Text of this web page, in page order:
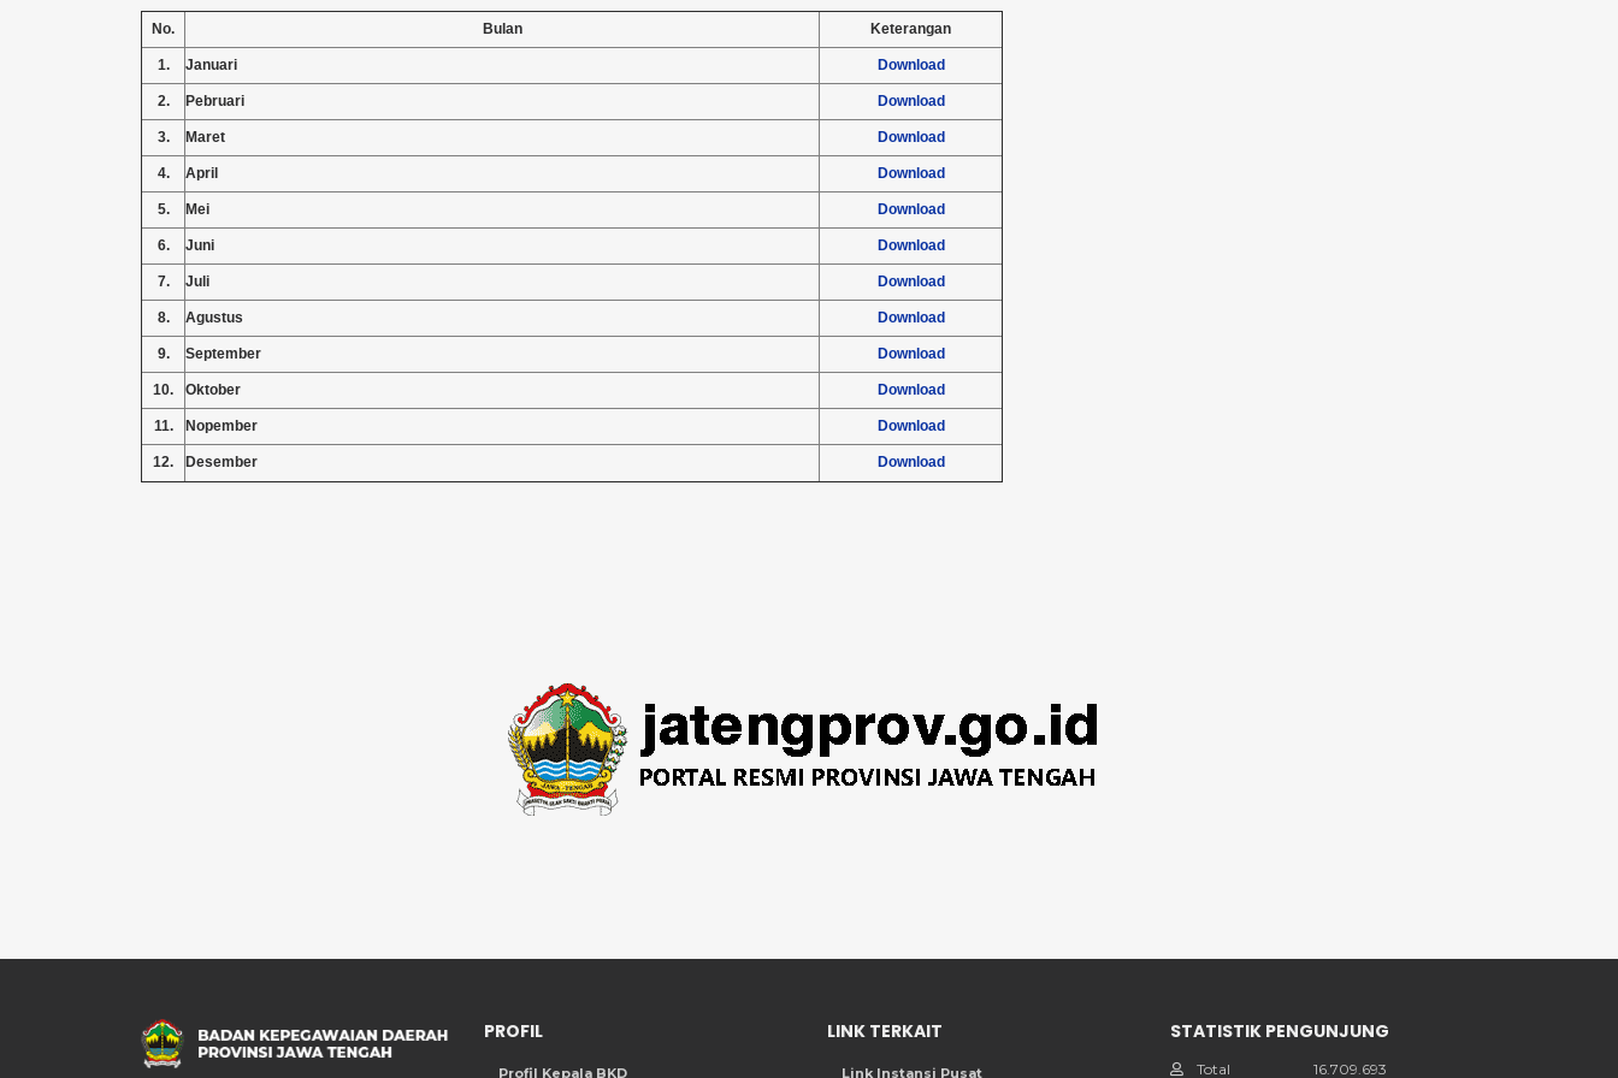
No. Bulan Keterangan
1. Januari Download
2. Pebruari Download
3. Maret Download
4. April Download
5. Mei Download
6. Juni Download
7. Juli Download
8. Agustus Download
9. September Download
10. Oktober Download
11. Nopember Download
12. Desember Download
PROFIL
Profil Kepala BKD
LINK TERKAIT
Link Instansi Pusat
STATISTIK PENGUNJUNG
Total 16.709.693